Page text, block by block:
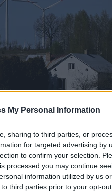
My Personal Information
sharing to third parties, or
for targeted advertising by
to confirm your selection.
processed you may continue
information utilized by us or
third parties prior to your opt-
Niemcy cieszą się ze
Zeitung” z
coraz mocniej zwraca się ku
wiatrowej i słonecznej.
to, że część inicjatyw rządu
opór ze strony prezydenta